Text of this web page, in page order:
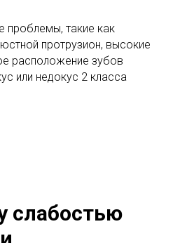
проблемы, такие как
протрузион, высокие
расположение зубов
или недокус 2 класса
слабостью